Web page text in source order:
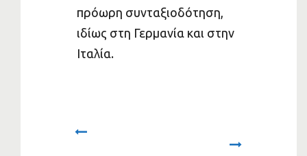
πρόωρη συνταξιοδότηση,
ιδίως στη Γερμανία και στην
Ιταλία.